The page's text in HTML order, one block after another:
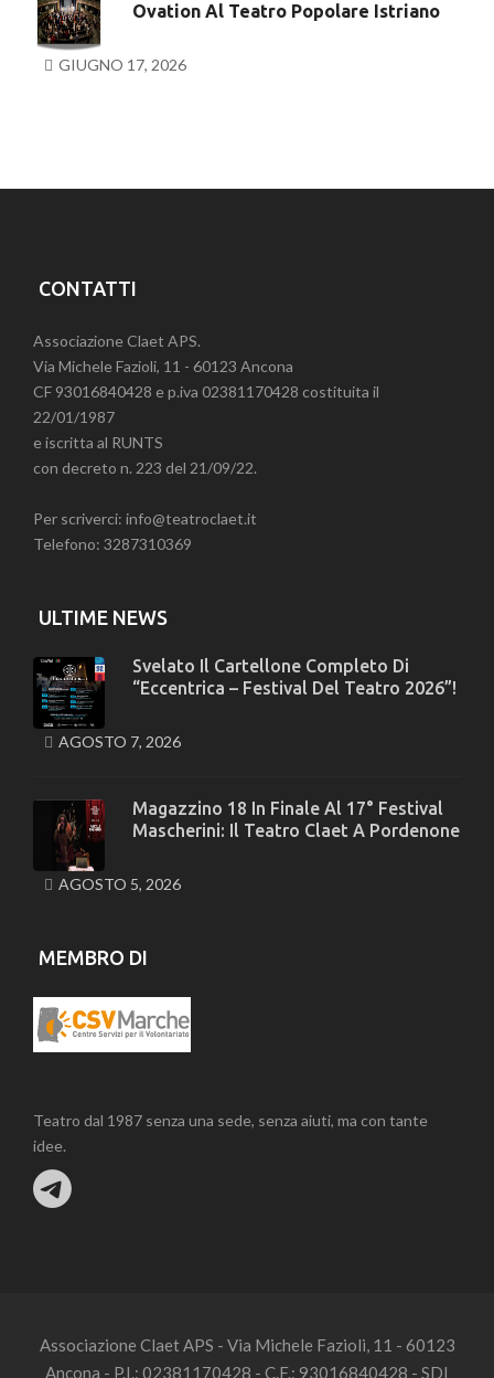
Ovation Al Teatro Popolare Istriano
GIUGNO 17, 2026
CONTATTI
Associazione Claet APS.
Via Michele Fazioli, 11 - 60123 Ancona
CF 93016840428 e p.iva 02381170428 costituita il
22/01/1987
e iscritta al RUNTS
con decreto n. 223 del 21/09/22.
Per scriverci: info@teatroclaet.it
Telefono: 3287310369
ULTIME NEWS
Svelato Il Cartellone Completo Di
“Eccentrica – Festival Del Teatro 2026”!
AGOSTO 7, 2026
Magazzino 18 In Finale Al 17° Festival
Mascherini: Il Teatro Claet A Pordenone
AGOSTO 5, 2026
MEMBRO DI
Teatro dal 1987 senza una sede, senza aiuti, ma con tante
idee.
Associazione Claet APS - Via Michele Fazioli, 11 - 60123
Ancona - P.I.: 02381170428 - C.F.: 93016840428 - SDI